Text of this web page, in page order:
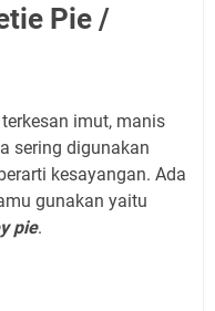
Pie /
imut, manis
sering digunakan
kesayangan. Ada
gunakan yaitu
pie.